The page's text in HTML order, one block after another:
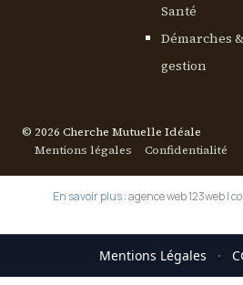
Santé
Démarches &
gestion
© 2026 Cherche Mutuelle Idéale
Mentions légales
Confidentialité
En savoir plus :agence web 123web|
Mentions Légales ·